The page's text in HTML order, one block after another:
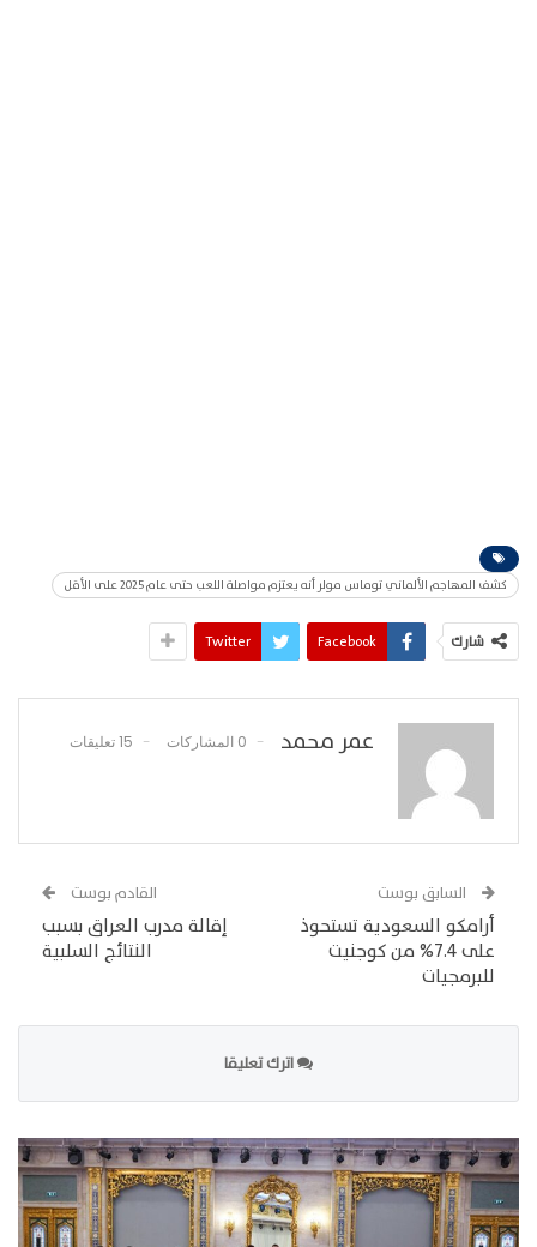
كشف المهاجم الألماني توماس مولر أنه يعتزم مواصلة اللعب حتى عام 2025 على الأقل
شارك Facebook
Twitter
عمر محمد 0 المشاركات 15 تعليقات
السابق بوست
أرامكو السعودية تستحوذ
على 7.4% من كوجنيت
للبرمجيات
القادم بوست
إقالة مدرب العراق بسبب
النتائج السلبية
اترك تعليقا